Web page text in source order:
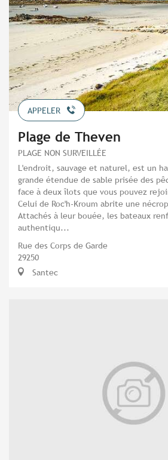
APPELER
Plage de Theven
PLAGE NON SURVEILLÉE
L'endroit, sauvage et naturel, est un
grande étendue de sable prisée des
face à deux îlots que vous pouvez
Celui de Roc'h-Kroum abrite une
Attachés à leur bouée, les bateaux
authentiqu...
Rue des Corps de Garde
29250
Santec